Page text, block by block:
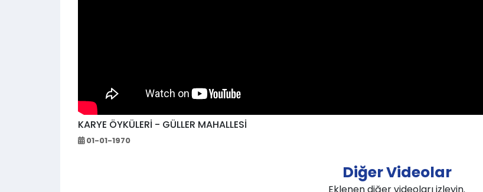
KARYE ÖYKÜLERİ - GÜLLER MAHALLESİ
01-01-1970
Diğer Videolar